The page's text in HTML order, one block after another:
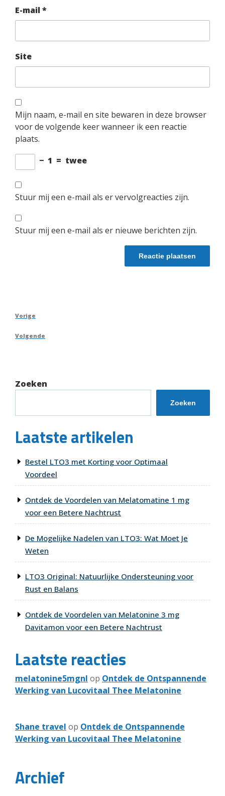
E-mail *
Site
Mijn naam, e-mail en site bewaren in deze browser
voor de volgende keer wanneer ik een reactie
plaats.
− 1 = twee
Stuur mij een e-mail als er vervolgreacties zijn.
Stuur mij een e-mail als er nieuwe berichten zijn.
Berichtnavigatie
Vorig
Vorige
Volgend
Volgende
Zoeken
Zoeken
Laatste artikelen
Bestel LTO3 met Korting voor Optimaal
Voordeel
Ontdek de Voordelen van Melatomatine 1 mg
voor een Betere Nachtrust
De Mogelijke Nadelen van LTO3: Wat Moet Je
Weten
LTO3 Original: Natuurlijke Ondersteuning voor
Rust en Balans
Ontdek de Voordelen van Melatonine 3 mg
Davitamon voor een Betere Nachtrust
Laatste reacties
melatonine5mgnl op Ontdek de Ontspannende
Werking van Lucovitaal Thee Melatonine
Shane travel op Ontdek de Ontspannende
Werking van Lucovitaal Thee Melatonine
Archief